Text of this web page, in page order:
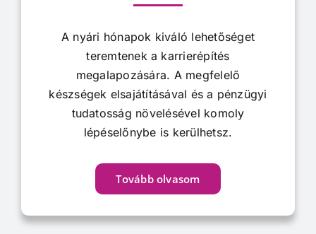
A nyári hónapok kiváló lehetőséget
teremtenek a karrierépítés
megalapozására. A megfelelő
készségek elsajátításával és a pénzügyi
tudatosság növelésével komoly
lépéselőnybe is kerülhetsz.
Tovább olvasom